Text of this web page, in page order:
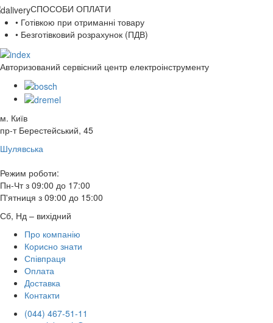
СПОСОБИ ОПЛАТИ
• Готівкою при отриманні товару
• Безготівковий розрахунок (ПДВ)
Авторизований сервісний центр електроінструменту
м. Київ
пр-т Берестейський, 45
Шулявська
Режим роботи:
Пн-Чт з 09:00 до 17:00
П'ятниця з 09:00 до 15:00
Сб, Нд – вихідний
Про компанію
Корисно знати
Співпраця
Оплата
Доставка
Контакти
(044) 467-51-11